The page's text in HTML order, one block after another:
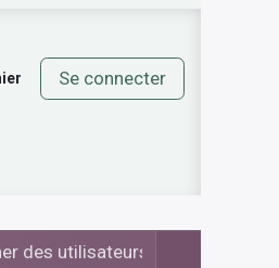
Se connecter